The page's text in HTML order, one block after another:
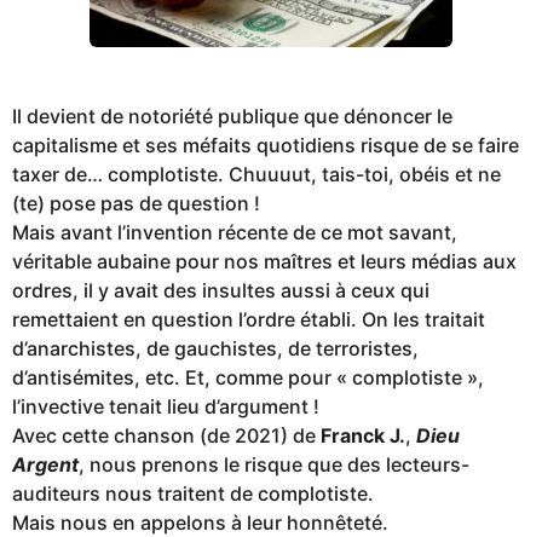
Il devient de notoriété publique que dénoncer le
capitalisme et ses méfaits quotidiens risque de se faire
taxer de… complotiste. Chuuuut, tais-toi, obéis et ne
(te) pose pas de question !
Mais avant l’invention récente de ce mot savant,
véritable aubaine pour nos maîtres et leurs médias aux
ordres, il y avait des insultes aussi à ceux qui
remettaient en question l’ordre établi. On les traitait
d’anarchistes, de gauchistes, de terroristes,
d’antisémites, etc. Et, comme pour « complotiste »,
l’invective tenait lieu d’argument !
Avec cette chanson (de 2021) de Franck J., Dieu
Argent, nous prenons le risque que des lecteurs-
auditeurs nous traitent de complotiste.
Mais nous en appelons à leur honnêteté.